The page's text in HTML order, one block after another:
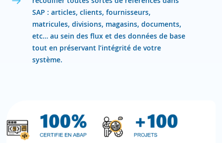
SAP : articles, clients, fournisseurs,
matricules, divisions, magasins, documents,
etc… au sein des flux et des données de base
tout en préservant l’intégrité de votre
système.